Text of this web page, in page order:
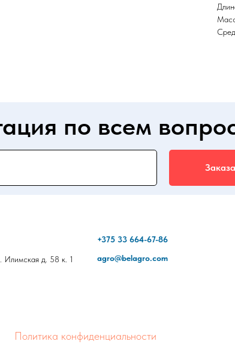
по всем
Илимская д. 58 к. 1
+375 33 664-67-86
agro@belagro.com
Политика конфиденциальности